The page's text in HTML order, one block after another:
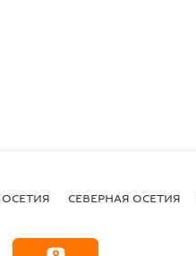
СЕВЕРНАЯ ОСЕТИЯ